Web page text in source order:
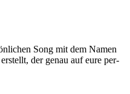
Song mit dem Namen
der genau auf eure per­